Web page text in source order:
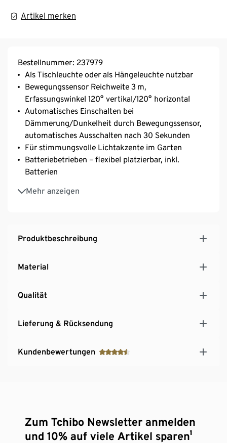
Artikel merken
Bestellnummer: 237979
Als Tischleuchte oder als Hängeleuchte nutzbar
Bewegungssensor Reichweite 3 m,
Erfassungswinkel 120° vertikal/120° horizontal
Automatisches Einschalten bei
Dämmerung/Dunkelheit durch Bewegungssensor,
automatisches Ausschalten nach 30 Sekunden
Für stimmungsvolle Lichtakzente im Garten
Batteriebetrieben – flexibel platzierbar, inkl.
Batterien
Mehr anzeigen
Fest integrierte LEDs – Lichtfarbe warmweiss
Mit Aufhängebügel
Produktbeschreibung
Material
Qualität
Lieferung & Rücksendung
Kundenbewertungen
Zum Tchibo Newsletter anmelden
und 10% auf viele Artikel sparen¹